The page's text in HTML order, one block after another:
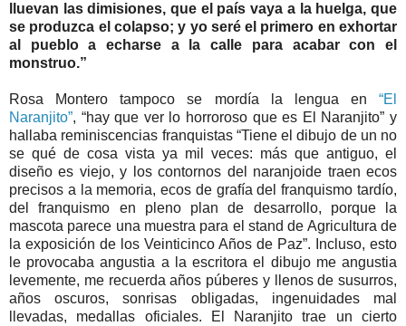
lluevan las dimisiones, que el país vaya a la huelga, que
se produzca el colapso; y yo seré el primero en exhortar
al pueblo a echarse a la calle para acabar con el
monstruo.”
Rosa Montero tampoco se mordía la lengua en “El
Naranjito”, “hay que ver lo horroroso que es El Naranjito” y
hallaba reminiscencias franquistas “Tiene el dibujo de un no
se qué de cosa vista ya mil veces: más que antiguo, el
diseño es viejo, y los contornos del naranjoide traen ecos
precisos a la memoria, ecos de grafía del franquismo tardío,
del franquismo en pleno plan de desarrollo, porque la
mascota parece una muestra para el stand de Agricultura de
la exposición de los Veinticinco Años de Paz”. Incluso, esto
le provocaba angustia a la escritora el dibujo me angustia
levemente, me recuerda años púberes y llenos de susurros,
años oscuros, sonrisas obligadas, ingenuidades mal
llevadas, medallas oficiales. El Naranjito trae un cierto